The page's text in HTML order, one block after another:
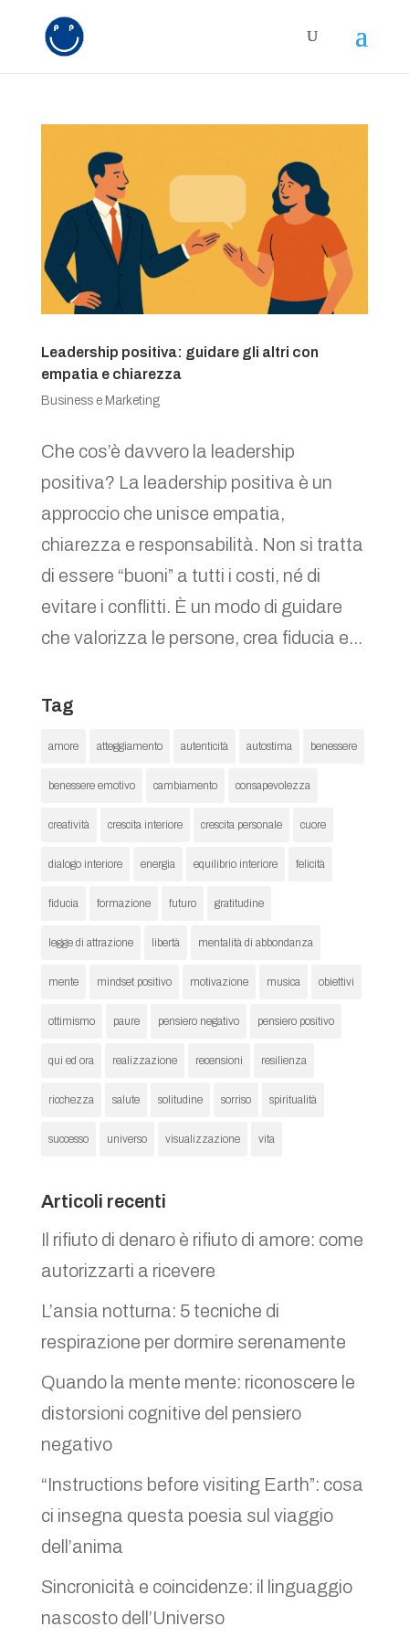
Leadership positiva: guidare gli altri con
empatia e chiarezza
Business e Marketing
Che cos’è davvero la leadership
positiva? La leadership positiva è un
approccio che unisce empatia,
chiarezza e responsabilità. Non si tratta
di essere “buoni” a tutti i costi, né di
evitare i conflitti. È un modo di guidare
che valorizza le persone, crea fiducia e...
Tag
amore atteggiamento autenticità autostima benessere
benessere emotivo cambiamento consapevolezza
creatività crescita interiore crescita personale cuore
dialogo interiore energia equilibrio interiore felicità
fiducia formazione futuro gratitudine
legge di attrazione libertà mentalità di abbondanza
mente mindset positivo motivazione musica obiettivi
ottimismo paure pensiero negativo pensiero positivo
qui ed ora realizzazione recensioni resilienza
ricchezza salute solitudine sorriso spiritualità
successo universo visualizzazione vita
Articoli recenti
Il rifiuto di denaro è rifiuto di amore: come
autorizzarti a ricevere
L’ansia notturna: 5 tecniche di
respirazione per dormire serenamente
Quando la mente mente: riconoscere le
distorsioni cognitive del pensiero
negativo
“Instructions before visiting Earth”: cosa
ci insegna questa poesia sul viaggio
dell’anima
Sincronicità e coincidenze: il linguaggio
nascosto dell’Universo